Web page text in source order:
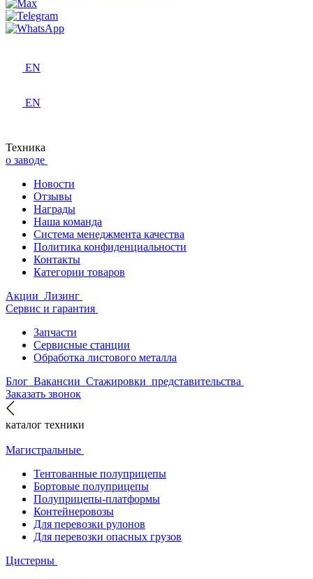
EN
EN
Техника
о заводе
Новости
Отзывы
Награды
Наша команда
Система менеджмента качества
Политика конфиденциальности
Контакты
Категории товаров
Акции Лизинг
Сервис и гарантия
Запчасти
Сервисные станции
Обработка листового металла
Блог Вакансии Стажировки представительства
Заказать звонок
каталог техники
Магистральные
Тентованные полуприцепы
Бортовые полуприцепы
Полуприцепы-платформы
Контейнеровозы
Для перевозки рулонов
Для перевозки опасных грузов
Цистерны